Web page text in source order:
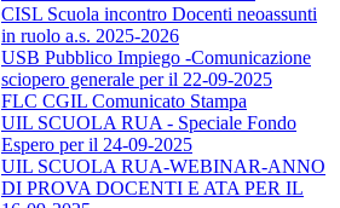
CISL Scuola incontro Docenti neoassunti
in ruolo a.s. 2025-2026
USB Pubblico Impiego -Comunicazione
sciopero generale per il 22-09-2025
FLC CGIL Comunicato Stampa
UIL SCUOLA RUA - Speciale Fondo
Espero per il 24-09-2025
UIL SCUOLA RUA-WEBINAR-ANNO
DI PROVA DOCENTI E ATA PER IL